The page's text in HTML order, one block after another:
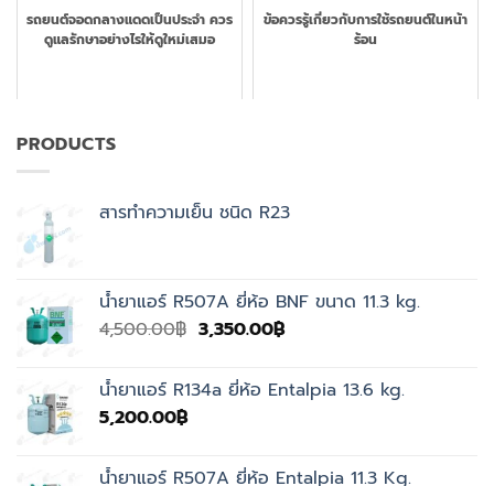
รถยนต์จอดกลางแดดเป็นประจำ ควร
ดูแลรักษาอย่างไรให้ดูใหม่เสมอ
ข้อควรรู้เกี่ยวกับการใช้รถยนต์ในหน้า
ร้อน
PRODUCTS
สารทำความเย็น ชนิด R23
น้ำยาแอร์ R507A ยี่ห้อ BNF ขนาด 11.3 kg.
4,500.00฿ Original
4,500.00฿.
3,350.00฿Current
3,350.00฿.
น้ำยาแอร์ R134a ยี่ห้อ Entalpia 13.6 kg.
5,200.00฿
น้ำยาแอร์ R507A ยี่ห้อ Entalpia 11.3 Kg.